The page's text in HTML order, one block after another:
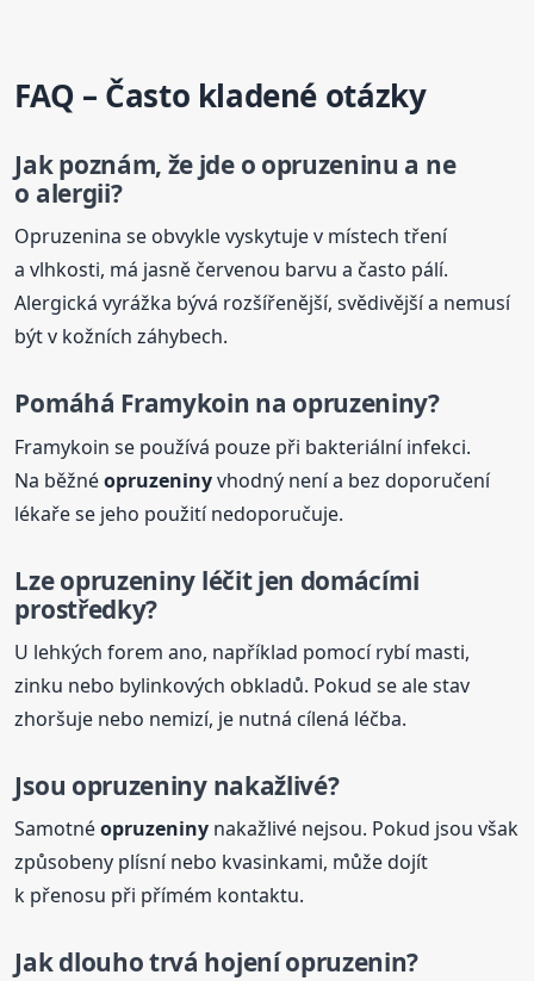
FAQ – Často kladené otázky
Jak poznám, že jde o opruzeninu a ne
o alergii?
Opruzenina se obvykle vyskytuje v místech tření
a vlhkosti, má jasně červenou barvu a často pálí.
Alergická vyrážka bývá rozšířenější, svědivější a nemusí
být v kožních záhybech.
Pomáhá Framykoin na opruzeniny?
Framykoin se používá pouze při bakteriální infekci.
Na běžnéopruzeninyvhodný není a bez doporučení
lékaře se jeho použití nedoporučuje.
Lzeopruzeniny léčit jen domácími
prostředky?
U lehkých forem ano, například pomocí rybí masti,
zinku nebo bylinkových obkladů. Pokud se ale stav
zhoršuje nebo nemizí, je nutná cílená léčba.
Jsou opruzeninynakažlivé?
Samotnéopruzeniny nakažlivé nejsou. Pokud jsou však
způsobeny plísní nebo kvasinkami, může dojít
k přenosu při přímém kontaktu.
Jak dlouho trvá hojení opruzenin?